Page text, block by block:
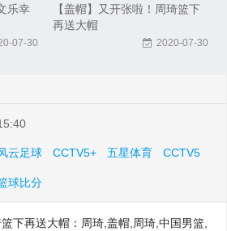
乐幸
07-30
【盖帽】又开张啦！周琦篮下
再送大帽
2020-07-30
云足球 CCTV5+ 五星体育 CCTV5
球比分
下再送大帽：周琦,盖帽,周琦,中国男篮,